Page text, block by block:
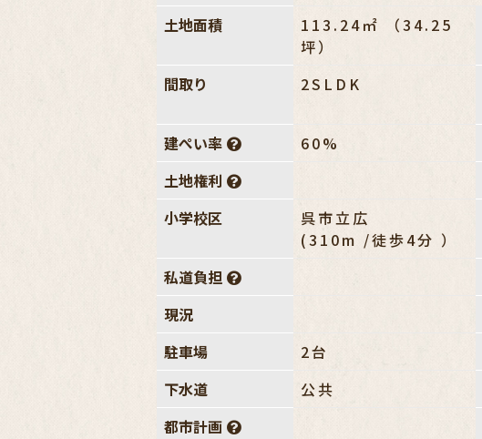
土地面積
113.24㎡ （34.25
坪）
間取り
2SLDK
建ぺい率
60%
土地権利
小学校区
呉市立広
(310m /徒歩4分 ）
私道負担
現況
駐車場
2台
下水道
公共
都市計画